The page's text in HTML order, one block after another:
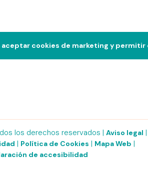
aceptar cookies de marketing y
los derechos reservados | Aviso legal |
| Política de Cookies | Mapa Web |
de accesibilidad